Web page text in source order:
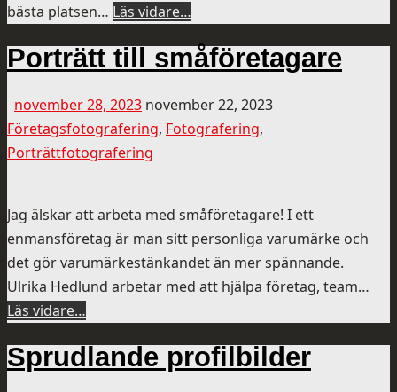
bästa platsen… Läs vidare…
Porträtt till småföretagare
november 28, 2023 november 22, 2023
Företagsfotografering, Fotografering,
Porträttfotografering
Jag älskar att arbeta med småföretagare! I ett
enmansföretag är man sitt personliga varumärke och
det gör varumärkestänkandet än mer spännande.
Ulrika Hedlund arbetar med att hjälpa företag, team…
Läs vidare…
Sprudlande profilbilder